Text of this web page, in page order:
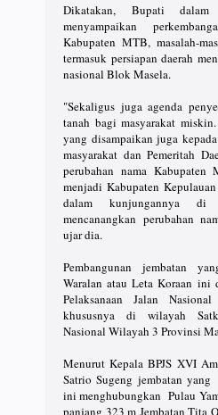
Dikatakan, Bupati dalam
menyampaikan
Kabupaten MTB, masalah-
termasuk persiapan daerah
nasional Blok Masela.
"Sekaligus juga agenda
tanah bagi masyarakat
yang disampaikan juga
masyarakat dan Pemeritah
perubahan nama Kabupaten
menjadi Kabupaten
dalam kunjungannya
mencanangkan perubahan
ujar dia.
Pembangunan jembatan
Waralan atau Leta Koraan ini
Pelaksanaan Jalan
khususnya di wilayah
Nasional Wilayah 3 Provinsi
Menurut Kepala BPJS XVI
Satrio Sugeng jembatan
ini menghubungkan Pulau
panjang 323 m Jembatan Tita